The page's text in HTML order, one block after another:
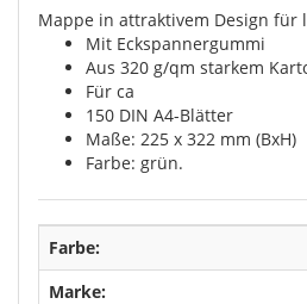
Mappe in attraktivem Design für
Mit Eckspannergummi
Aus 320 g/qm starkem
Für ca
150 DIN A4-Blätter
Maße: 225 x 322 mm (BxH)
Farbe: grün.
Farbe:
Marke: